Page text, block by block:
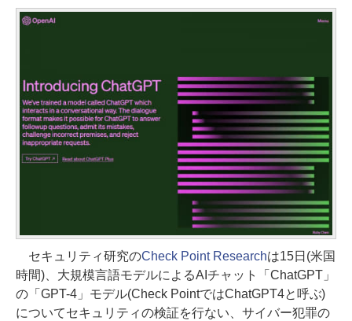
セキュリティ研究のCheck Point Researchは15日(米国
時間)、大規模言語モデルによるAIチャット「ChatGPT」
の「GPT-4」モデル(Check PointではChatGPT4と呼ぶ)
についてセキュリティの検証を行ない、サイバー犯罪の